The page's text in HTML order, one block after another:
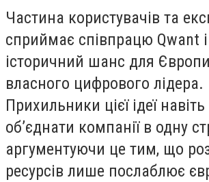
Частина користувачів та
сприймає співпрацю Qwant
історичний шанс для
власного цифрового лідера.
Прихильники цієї ідеї
об’єднати компанії в одну
аргументуючи це тим, що
ресурсів лише послаблює